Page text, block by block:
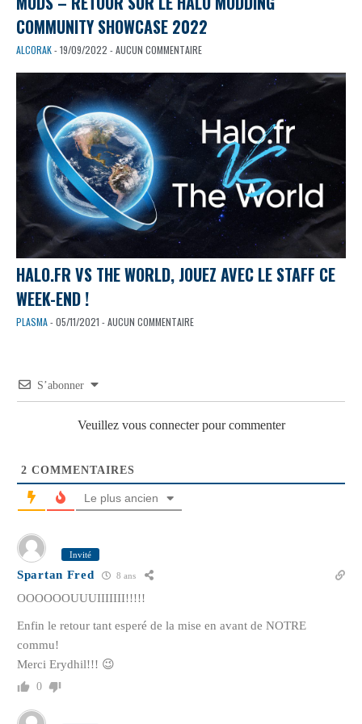
COMMUNITY SHOWCASE 2022
ALCORAK- 19/09/2022 - AUCUN COMMENTAIRE
HALO.FR VS THE WORLD, JOUEZ AVEC LE STAFF CE
WEEK-END !
PLASMA- 05/11/2021 - AUCUN COMMENTAIRE
S’abonner
Veuillez vous connecter pour commenter
2 COMMENTAIRES
Le plus ancien
Invité
Spartan Fred 8 ans
OOOOOOUUUIIIIIII!!!!!
Enfin le retour tant esperé de la mise en avant de NOTRE
commu!
Merci Erydhil!!! 😉
0